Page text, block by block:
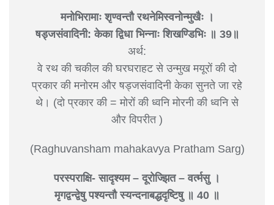
मनोभिरामाः शृण्वन्तौ रथनेमिस्वनोन्मुखैः ।
षड्जसंवादिनी: केका द्विधा भिन्नाः शिखण्डिभिः ॥ 39॥
अर्थ:
वे रथ की चकील की घरघराहट से उन्मुख मयूरों की दो
प्रकार की मनोरम और षड्जसंवादिनी केका सुनते जा रहे
थे। (दो प्रकार की = मोरों की ध्वनि मोरनी की ध्वनि से
और विपरीत )
(Raghuvansham mahakavya Pratham Sarg)
परस्पराक्षि- सादृश्यम – दूरोज्झित – वर्त्मसु ।
मृगद्वन्द्वेषु पश्यन्तौ स्यन्दनाबद्धदृष्टिषु ॥ 40 ॥